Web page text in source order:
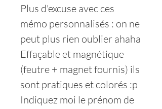
Plus d'excuse avec ces
mémo personnalisés : on ne
peut plus rien oublier ahaha
Effaçable et magnétique
(feutre + magnet fournis) ils
sont pratiques et colorés :p
Indiquez moi le prénom de